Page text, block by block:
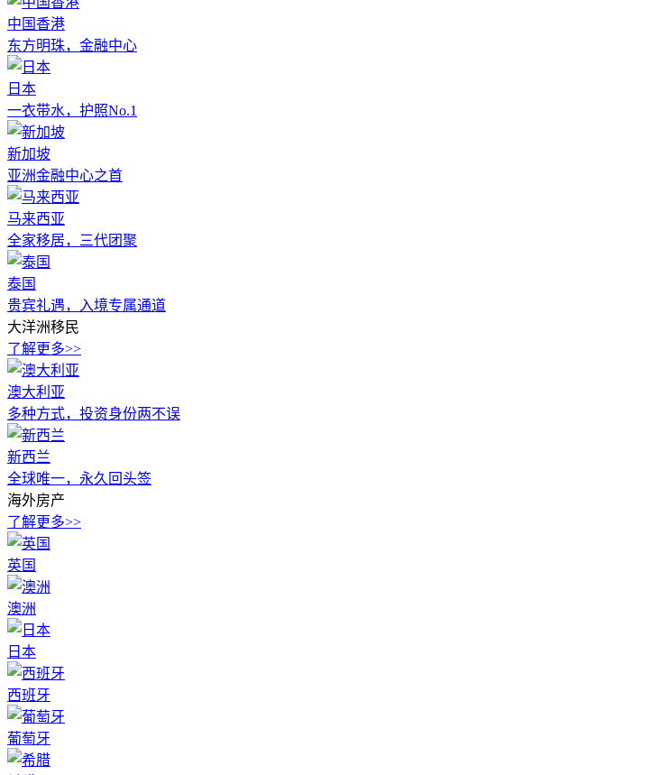
中国香港
东方明珠，金融中心
日本
一衣带水，护照No.1
新加坡
亚洲金融中心之首
马来西亚
全家移居，三代团聚
泰国
贵宾礼遇，入境专属通道
大洋洲移民
了解更多>>
澳大利亚
多种方式，投资身份两不误
新西兰
全球唯一，永久回头签
海外房产
了解更多>>
英国
澳洲
日本
西班牙
葡萄牙